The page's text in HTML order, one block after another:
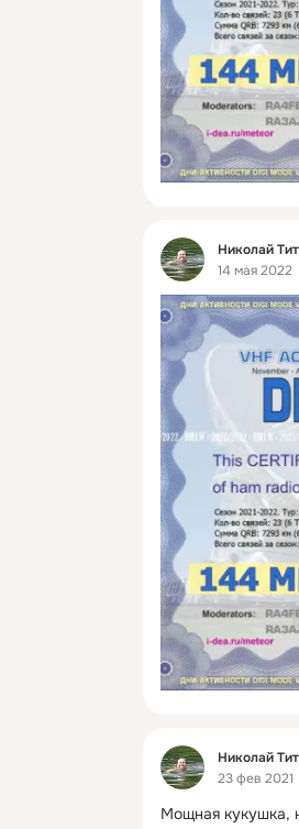
Фид
Николай
14 мая 2022
Фид
Николай
23 фев 2021
Мощная кукушка,